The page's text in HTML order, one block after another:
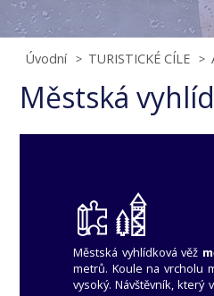
Úvodní TURISTICKÉ CÍLE
Městská
Městská vyhlídková věž
metrů. Koule na vrcholu
vysoký. Návštěvník, který